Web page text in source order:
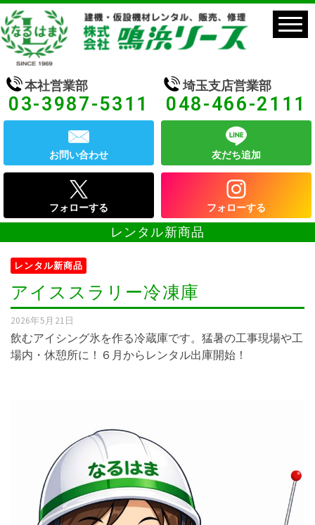
本社営業部
03-3987-5311
埼玉支店営業部
048-466-2111
お問い合わせ 友だち追加
フォローする フォローする
レンタル新商品
レンタル新商品
アイススラリー冷凍庫
2026年5月21日
飲むアイシング氷を作る冷蔵庫です。猛暑の工事現場や工
場内・休憩所に！６月からレンタル出庫開始！